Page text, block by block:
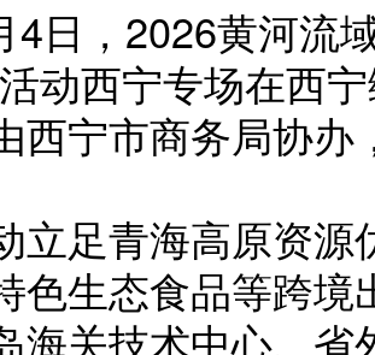
，2026黄河流域
动西宁专场在西
西宁市商务局协
足青海高原资源
色生态食品等跨
海关技术中心、